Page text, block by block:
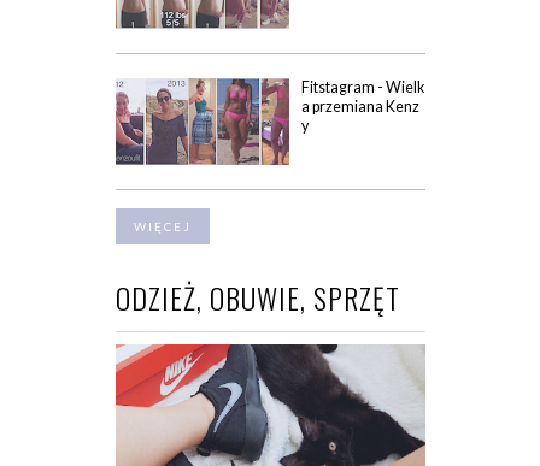
Fitstagram - Wielk
a przemiana Kenz
y
WIĘCEJ
ODZIEŻ, OBUWIE, SPRZĘT